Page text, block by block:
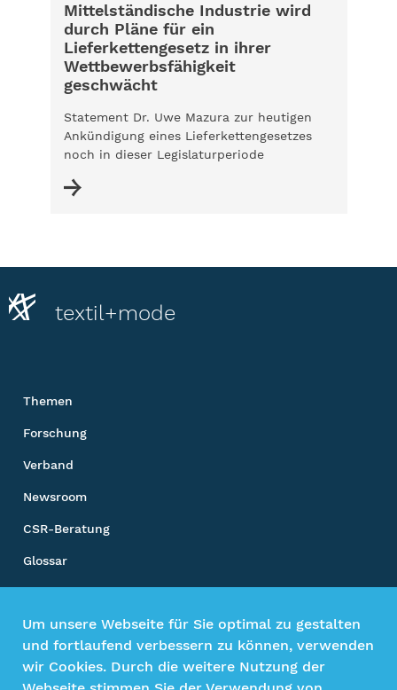
Mittelständische Industrie wird
durch Pläne für ein
Lieferkettengesetz in ihrer
Wettbewerbsfähigkeit
geschwächt
Statement Dr. Uwe Mazura zur heutigen
Ankündigung eines Lieferkettengesetzes
noch in dieser Legislaturperiode
textil+mode
Themen
Forschung
Verband
Newsroom
CSR-Beratung
Glossar
Um unsere Webseite für Sie optimal zu gestalten
und fortlaufend verbessern zu können, verwenden
wir Cookies. Durch die weitere Nutzung der